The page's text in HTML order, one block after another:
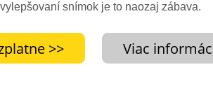
snímok je to naozaj zábava.